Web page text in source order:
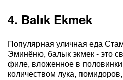
4. Balık Ekmek
Популярная уличная еда
Эминёню, балык экмек - это
филе, вложенное в
количеством лука,